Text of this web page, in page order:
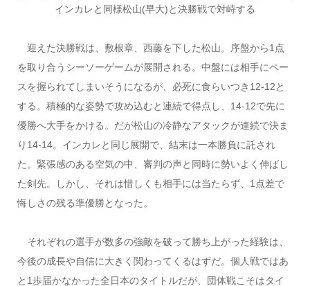
インカレと同様松山(早大)と決勝戦で対峙する
迎えた決勝戦は、敷根章、西藤を下した松山。序盤から1点
を取り合うシーソーゲームが展開される。中盤には相手にペー
スを握られてしまいそうになるが、必死に食らいつき12-12と
する。積極的な姿勢で攻め込むと連続で得点し、14-12で先に
優勝へ大手をかける。だが松山の冷静なアタックが連続で決ま
り14-14。インカレと同じ展開で、結末は一本勝負に託され
た。緊張感のある空気の中、審判の声と同時に勢いよく伸ばし
た剣先。しかし、それは惜しくも相手には当たらず、1点差で
悔しさの残る準優勝となった。
それぞれの選手が数多の強敵を破って勝ち上がった経験は、
今後の成長や自信に大きく関わってくるはずだ。個人戦ではあ
と1歩届かなかった全日本のタイトルだが、団体戦こそはタイ